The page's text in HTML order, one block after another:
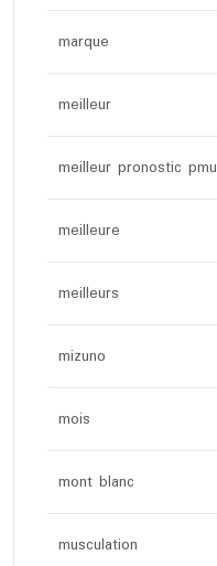
marque
meilleur
meilleur pronostic pmu
meilleure
meilleurs
mizuno
mois
mont blanc
musculation